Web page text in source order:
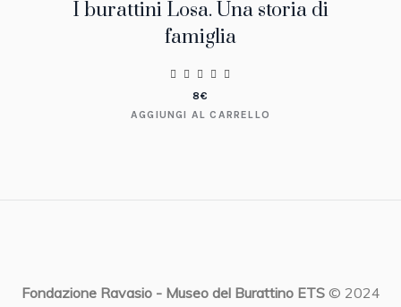
I burattini Losa. Una storia di
famiglia
8€
AGGIUNGI AL CARRELLO
Fondazione Ravasio - Museo del Burattino ETS© 2024